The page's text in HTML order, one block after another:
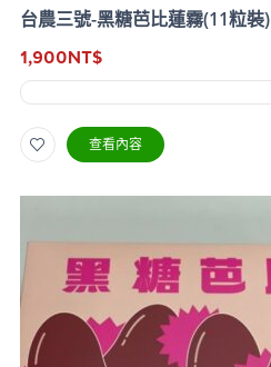
台農三號-黑糖芭比蓮霧(11粒裝)
1,900NT$
查看內容